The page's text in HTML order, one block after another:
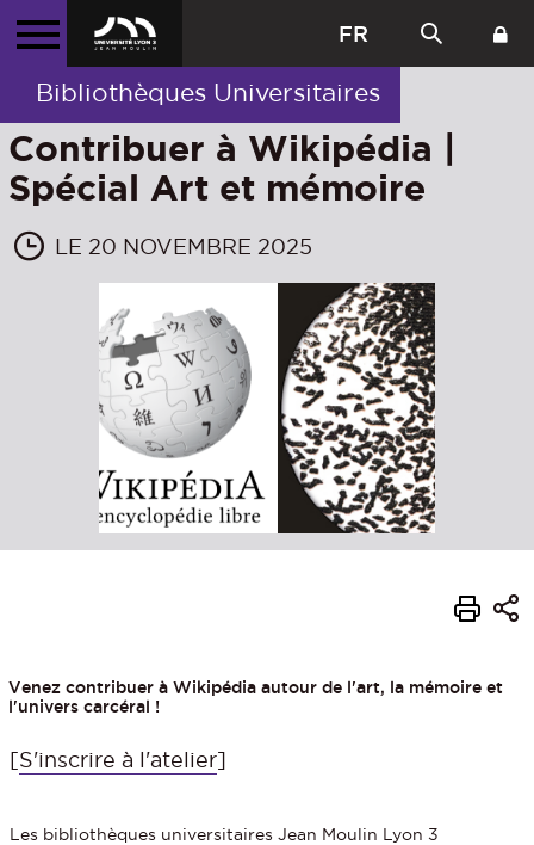
FR
Bibliothèques Universitaires
Contribuer à Wikipédia |
Spécial Art et mémoire
LE 20 NOVEMBRE 2025
Venez contribuer à Wikipédia autour de l'art, la mémoire et
l'univers carcéral !
[S'inscrire à l'atelier]
Les bibliothèques universitaires Jean Moulin Lyon 3